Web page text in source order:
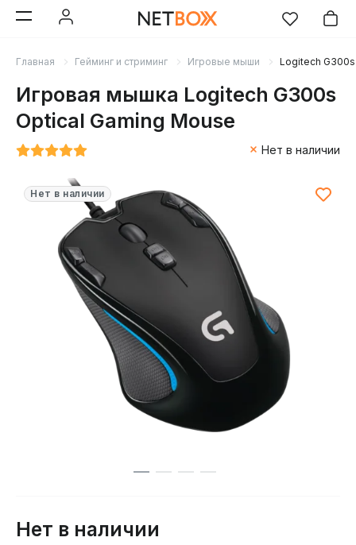
Главная Гейминг и стриминг Игровые мыши Logitech
Игровая мышка Logitech G300s
Optical Gaming Mouse
Нет в наличии
Нет в наличии
Нет в наличии